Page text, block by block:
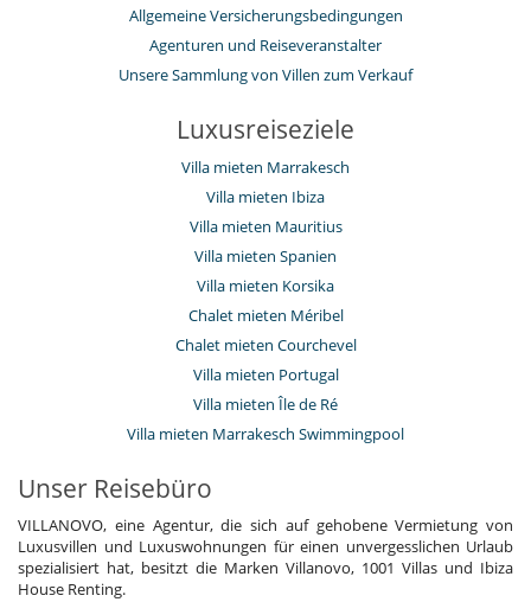
Allgemeine Versicherungsbedingungen
Agenturen und Reiseveranstalter
Unsere Sammlung von Villen zum Verkauf
Luxusreiseziele
Villa mieten Marrakesch
Villa mieten Ibiza
Villa mieten Mauritius
Villa mieten Spanien
Villa mieten Korsika
Chalet mieten Méribel
Chalet mieten Courchevel
Villa mieten Portugal
Villa mieten Île de Ré
Villa mieten Marrakesch Swimmingpool
Unser Reisebüro
VILLANOVO, eine Agentur, die sich auf gehobene Vermietung von
Luxusvillen und Luxuswohnungen für einen unvergesslichen Urlaub
spezialisiert hat, besitzt die Marken Villanovo, 1001 Villas und Ibiza
House Renting.